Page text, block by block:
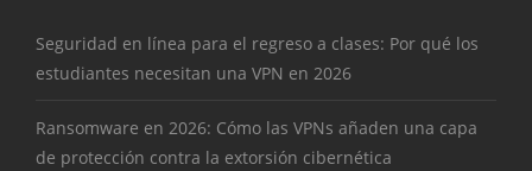
Seguridad en línea para el regreso a clases: Por qué los
estudiantes necesitan una VPN en 2026
Ransomware en 2026: Cómo las VPNs añaden una capa
de protección contra la extorsión cibernética